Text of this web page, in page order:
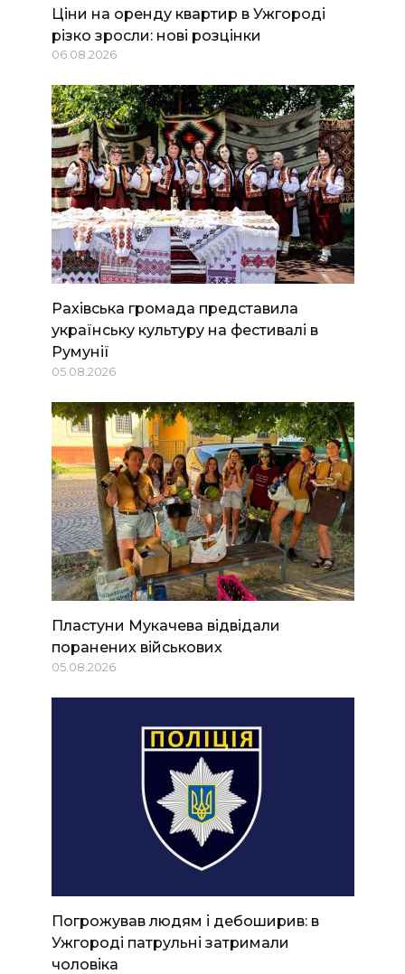
Ціни на оренду квартир в Ужгороді
різко зросли: нові розцінки
06.08.2026
Рахівська громада представила
українську культуру на фестивалі в
Румунії
05.08.2026
Пластуни Мукачева відвідали
поранених військових
05.08.2026
Погрожував людям і дебоширив: в
Ужгороді патрульні затримали
чоловіка